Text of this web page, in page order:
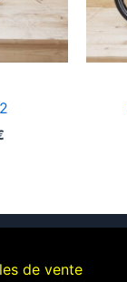
Le
de vente